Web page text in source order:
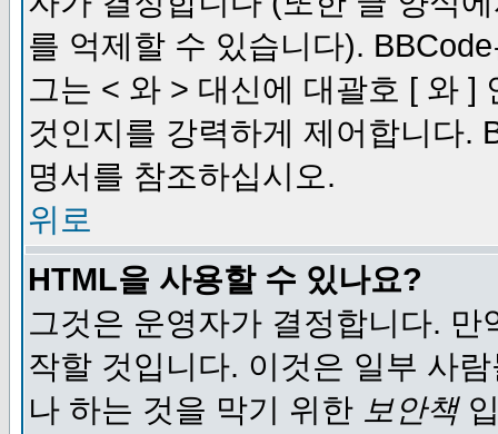
를 억제할 수 있습니다).
그는 < 와 > 대신에 대괄호 [ 와 ]
것인지를 강력하게 제어합니다.
명서를 참조하십시오.
위로
HTML을 사용할 수 있나요?
그것은 운영자가 결정합니다.
작할 것입니다. 이것은 일부 사
나 하는 것을 막기 위한 보안책